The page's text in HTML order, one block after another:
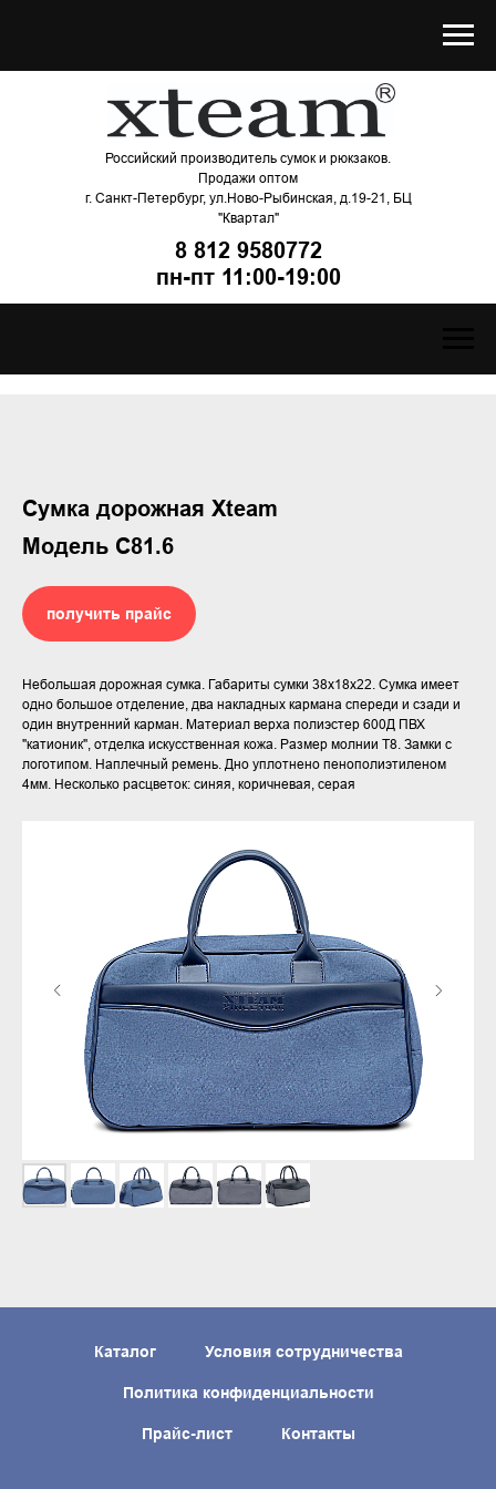
Российский производитель сумок и рюкзаков.
Продажи оптом
г. Санкт-Петербург, ул.Ново-Рыбинская, д.19-21, БЦ
"Квартал"
8 812 9580772
пн-пт 11:00-19:00
Сумка дорожная Xteam
Модель С81.6
получить прайс
Небольшая дорожная сумка. Габариты сумки 38х18х22. Сумка имеет
одно большое отделение, два накладных кармана спереди и сзади и
один внутренний карман. Материал верха полиэстер 600Д ПВХ
"катионик", отделка искусственная кожа. Размер молнии Т8. Замки с
логотипом. Наплечный ремень. Дно уплотнено пенополиэтиленом
4мм. Несколько расцветок: синяя, коричневая, серая
Каталог Условия сотрудничества
Политика конфиденциальности
Прайс-лист Контакты